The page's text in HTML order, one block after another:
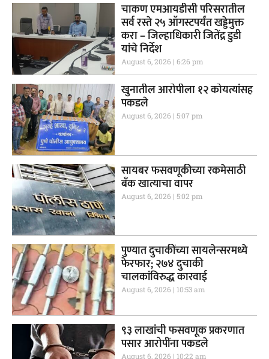
चाकण एमआयडीसी परिसरातील
सर्व रस्ते २५ ऑगस्टपर्यंत खड्डेमुक्त
करा – जिल्हाधिकारी जितेंद्र डुडी
यांचे निर्देश
August 6, 2026 6:26 pm
खुनातील आरोपीला १२ कोयत्यांसह
पकडले
August 6, 2026 5:07 pm
सायबर फसवणूकीच्या रकमेसाठी
बँक खात्याचा वापर
August 6, 2026 5:02 pm
पुण्यात दुचाकींच्या सायलेन्सरमध्ये
फेरफार; २७४ दुचाकी
चालकांविरुद्ध कारवाई
August 6, 2026 10:53 am
९३ लाखांची फसवणूक प्रकरणात
पसार आरोपींना पकडले
August 6, 2026 10:22 am